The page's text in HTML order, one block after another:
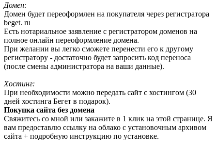
Домен:
Домен будет переоформлен на покупателя через регистратора
beget. ru
Есть нотариальное заявление с регистратором доменов на
полное онлайн переоформление домена.
При желании вы легко сможете перенести его к другому
регистратору - достаточно будет запросить код переноса
(после смены администратора на ваши данные).
Хостинг:
При необходимости можно передать сайт с хостингом (30
дней хостинга Бегет в подарок).
Покупка сайта без домена
Свяжитесь со мной или закажите в 1 клик на этой странице. Я
вам предоставлю ссылку на облако с установочным архивом
сайта + подробную инструкцию по установке.